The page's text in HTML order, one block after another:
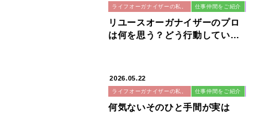
ライフオーガナイザーの私。 仕事仲間をご紹介
リユースオーガナイザーのプロ
は何を思う？どう行動してい
2026.05.22
ライフオーガナイザーの私。 仕事仲間をご紹介
何気ないそのひと手間が実は